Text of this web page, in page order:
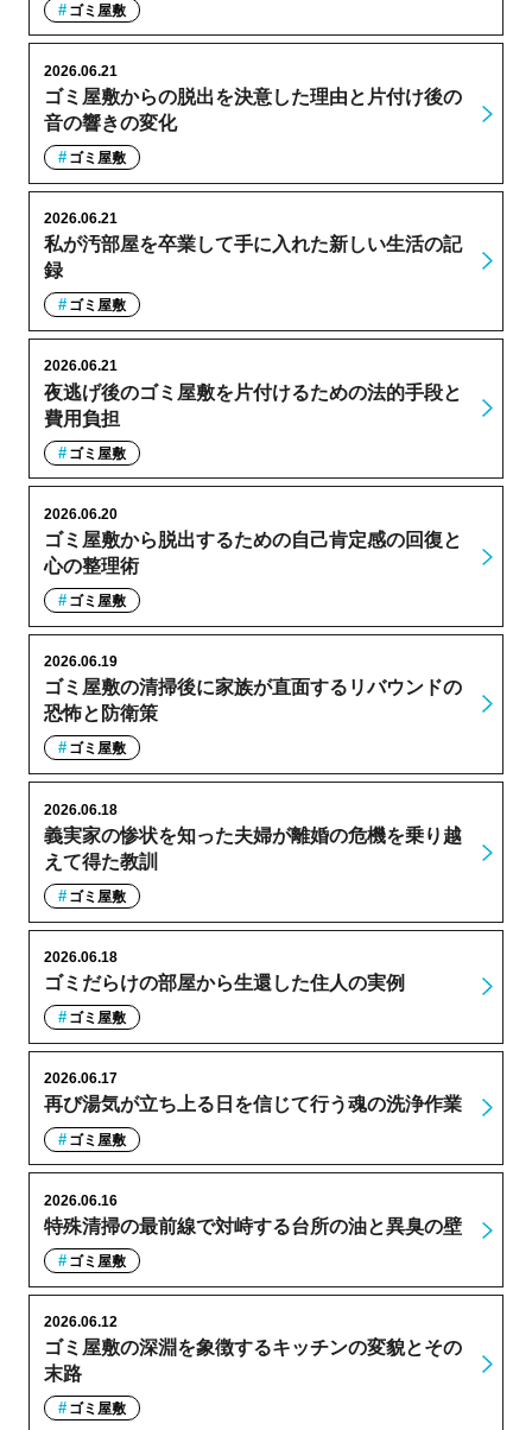
ゴミ屋敷
ゴミ屋敷からの脱出を決意した理由と片付け後の
音の響きの変化
2026.06.21
ゴミ屋敷
私が汚部屋を卒業して手に入れた新しい生活の記
録
2026.06.21
ゴミ屋敷
夜逃げ後のゴミ屋敷を片付けるための法的手段と
費用負担
2026.06.21
ゴミ屋敷
ゴミ屋敷から脱出するための自己肯定感の回復と
心の整理術
2026.06.20
ゴミ屋敷
ゴミ屋敷の清掃後に家族が直面するリバウンドの
恐怖と防衛策
2026.06.19
ゴミ屋敷
義実家の惨状を知った夫婦が離婚の危機を乗り越
えて得た教訓
2026.06.18
ゴミ屋敷
ゴミだらけの部屋から生還した住人の実例
2026.06.18
ゴミ屋敷
再び湯気が立ち上る日を信じて行う魂の洗浄作業
2026.06.17
ゴミ屋敷
特殊清掃の最前線で対峙する台所の油と異臭の壁
2026.06.16
ゴミ屋敷
ゴミ屋敷の深淵を象徴するキッチンの変貌とその
末路
2026.06.12
ゴミ屋敷